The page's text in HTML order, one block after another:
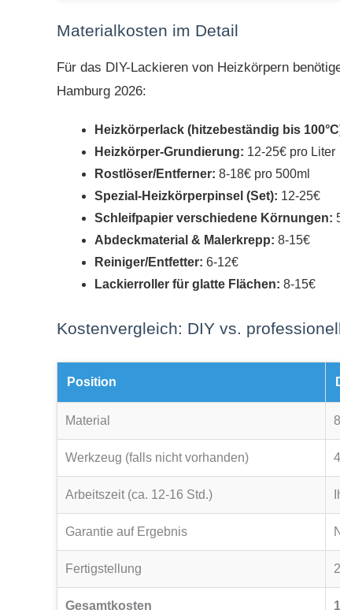
Materialkosten im Detail
Für das DIY-Lackieren von Heizkörpern
Hamburg 2026:
Heizkörperlack (hitzebeständig bis
Heizkörper-Grundierung: 12-25€ pro Liter
Rostlöser/Entferner: 8-18€ pro 500ml
Spezial-Heizkörperpinsel (Set): 12-25€
Schleifpapier verschiedene Körnungen:
Abdeckmaterial & Malerkrepp: 8-15€
Reiniger/Entfetter: 6-12€
Lackierroller für glatte Flächen: 8-15€
Kostenvergleich: DIY vs.
Position
Material
Werkzeug (falls nicht vorhanden)
Arbeitszeit (ca. 12-16 Std.)
Garantie auf Ergebnis
Fertigstellung
Gesamtkosten